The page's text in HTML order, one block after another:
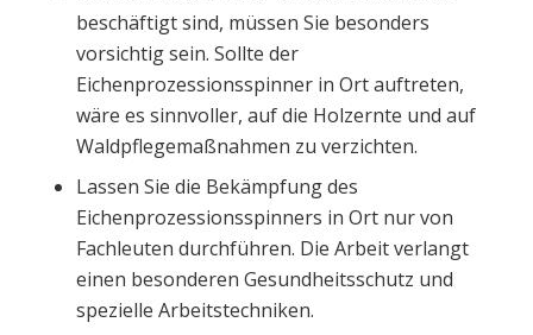
beschäftigt sind, müssen Sie besonders
vorsichtig sein. Sollte der
Eichenprozessionsspinner in Ort auftreten,
wäre es sinnvoller, auf die Holzernte und auf
Waldpflegemaßnahmen zu verzichten.
Lassen Sie die Bekämpfung des
Eichenprozessionsspinners in Ort nur von
Fachleuten durchführen. Die Arbeit verlangt
einen besonderen Gesundheitsschutz und
spezielle Arbeitstechniken.